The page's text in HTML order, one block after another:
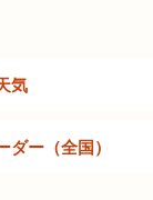
気
ダー（全国）